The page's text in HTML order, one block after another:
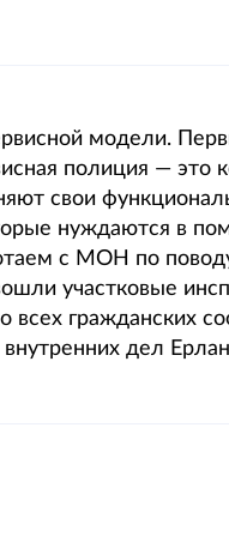
модели.
полиция — это
свои
нуждаются в
с МОН по
участковые
всех гражданских
дел